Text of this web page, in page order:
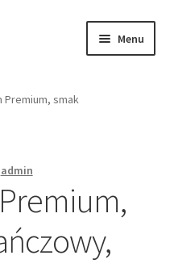
Menu
Premium, smak
admin